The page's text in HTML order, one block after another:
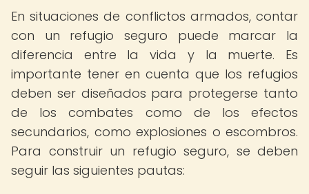
En situaciones de conflictos armados, contar
con un refugio seguro puede marcar la
diferencia entre la vida y la muerte. Es
importante tener en cuenta que los refugios
deben ser diseñados para protegerse tanto
de los combates como de los efectos
secundarios, como explosiones o escombros.
Para construir un refugio seguro, se deben
seguir las siguientes pautas: